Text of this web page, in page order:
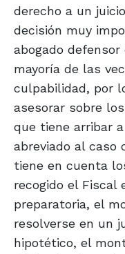
derecho a un
decisión muy
abogado
mayoría de las
culpabilidad, por
asesorar sobre
que tiene arribar
abreviado al caso
tiene en cuenta
recogido el Fiscal
preparatoria, el
resolverse en un
hipotético, el